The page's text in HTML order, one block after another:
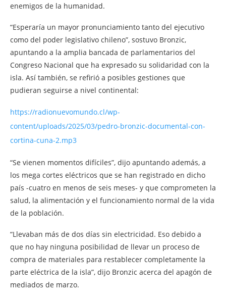
enemigos de la humanidad.
“Esperaría un mayor pronunciamiento tanto del ejecutivo
como del poder legislativo chileno”, sostuvo Bronzic,
apuntando a la amplia bancada de parlamentarios del
Congreso Nacional que ha expresado su solidaridad con la
isla. Así también, se refirió a posibles gestiones que
pudieran seguirse a nivel continental:
https://radionuevomundo.cl/wp-
content/uploads/2025/03/pedro-bronzic-documental-con-
cortina-cuna-2.mp3
“Se vienen momentos difíciles”, dijo apuntando además, a
los mega cortes eléctricos que se han registrado en dicho
país -cuatro en menos de seis meses- y que comprometen la
salud, la alimentación y el funcionamiento normal de la vida
de la población.
“Llevaban más de dos días sin electricidad. Eso debido a
que no hay ninguna posibilidad de llevar un proceso de
compra de materiales para restablecer completamente la
parte eléctrica de la isla”, dijo Bronzic acerca del apagón de
mediados de marzo.